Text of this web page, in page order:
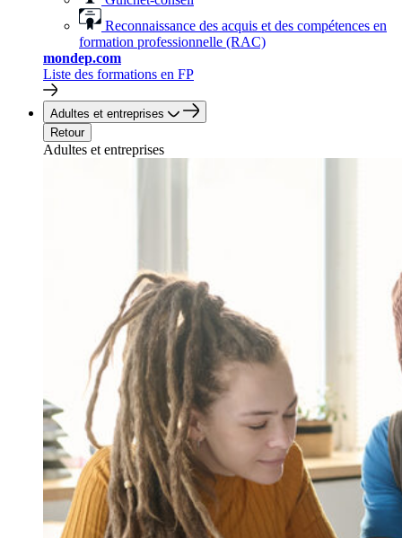
Reconnaissance des acquis et des compétences en
formation professionnelle (RAC)
mondep.com
Liste des formations en FP
Adultes et entreprises
Retour
Adultes et entreprises